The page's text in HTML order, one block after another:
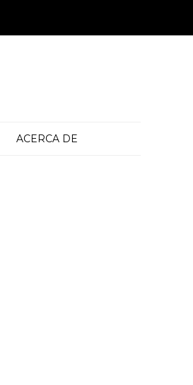
ACERCA DE